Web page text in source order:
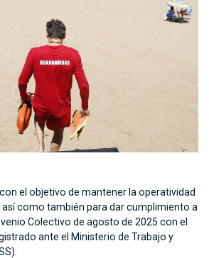
el objetivo de mantener la operatividad
como también para dar cumplimiento a
Colectivo de agosto de 2025 con el
ante el Ministerio de Trabajo y